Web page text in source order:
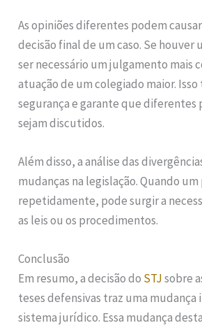
As opiniões diferentes podem
decisão final de um caso. Se houver
ser necessário um julgamento mais
atuação de um colegiado maior. Isso
segurança e garante que diferentes
sejam discutidos.
Além disso, a análise das
mudanças na legislação. Quando
repetidamente, pode surgir a
as leis ou os procedimentos.
Conclusão
Em resumo, a decisão do STJsobre
teses defensivas traz uma
sistema jurídico. Essa mudança